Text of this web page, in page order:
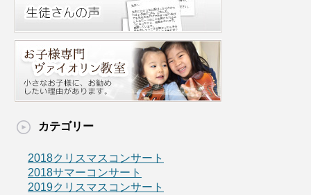
カテゴリー
2018クリスマスコンサート
2018サマーコンサート
2019クリスマスコンサート